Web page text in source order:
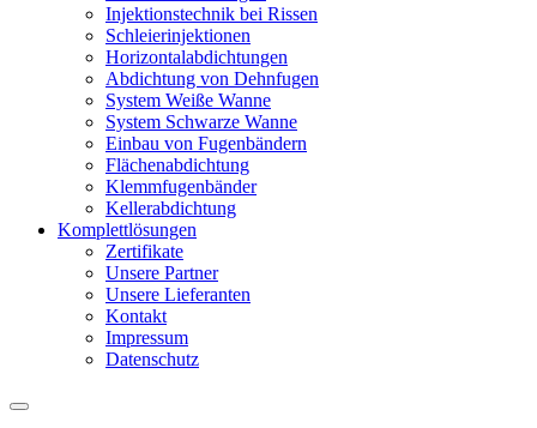
Injektionstechnik bei Rissen
Schleierinjektionen
Horizontalabdichtungen
Abdichtung von Dehnfugen
System Weiße Wanne
System Schwarze Wanne
Einbau von Fugenbändern
Flächenabdichtung
Klemmfugenbänder
Kellerabdichtung
Komplettlösungen
Zertifikate
Unsere Partner
Unsere Lieferanten
Kontakt
Impressum
Datenschutz